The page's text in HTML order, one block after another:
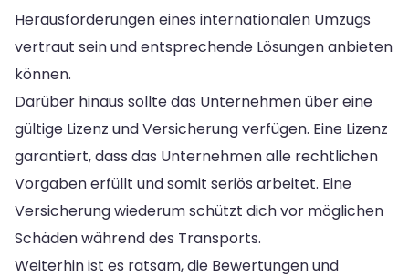
Herausforderungen eines internationalen Umzugs
vertraut sein und entsprechende Lösungen anbieten
können.
Darüber hinaus sollte das Unternehmen über eine
gültige Lizenz und Versicherung verfügen. Eine Lizenz
garantiert, dass das Unternehmen alle rechtlichen
Vorgaben erfüllt und somit seriös arbeitet. Eine
Versicherung wiederum schützt dich vor möglichen
Schäden während des Transports.
Weiterhin ist es ratsam, die Bewertungen und